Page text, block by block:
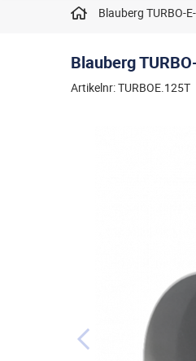
Blauberg TURBO-
Blauberg
Artikelnr: TURBOE.125T